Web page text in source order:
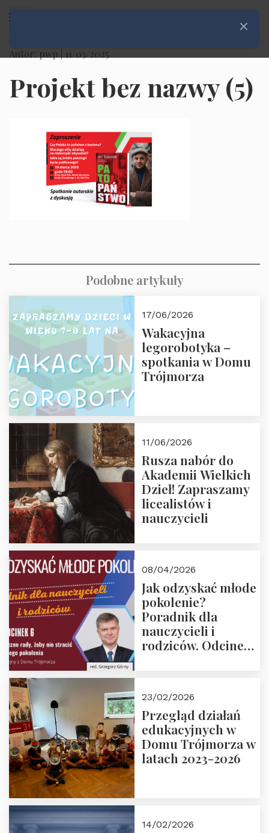
Autor: pwp | 11/03/2025
Projekt bez nazwy (5)
Podobne artykuły
17/06/2026
Wakacyjna
legorobotyka –
spotkania w Domu
Trójmorza
11/06/2026
Rusza nabór do
Akademii Wielkich
Dzieł! Zapraszamy
licealistów i
nauczycieli
08/04/2026
Jak odzyskać młode
pokolenie?
Poradnik dla
nauczycieli i
rodziców. Odcinek
Rozmawiają red.
Grzegorz Górny i
prof. Michał
Łuczewski
23/02/2026
Przegląd działań
edukacyjnych w
Domu Trójmorza w
latach 2023-2026
14/02/2026
Zamknij